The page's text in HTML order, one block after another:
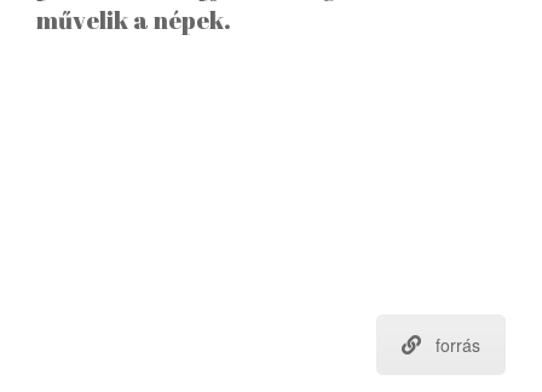
művelik a népek.
forrás